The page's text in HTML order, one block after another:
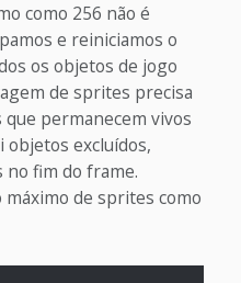
como 256 não é
e reiniciamos o
os objetos de jogo
de sprites precisa
permanecem vivos
objetos excluídos,
no fim do frame.
de sprites como